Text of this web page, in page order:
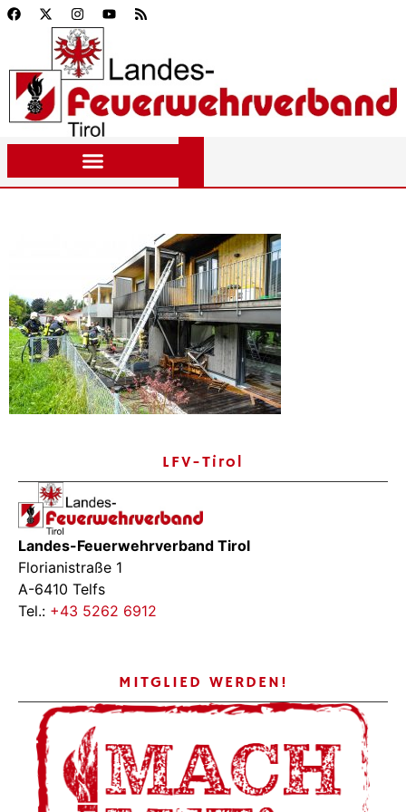
LFV-Tirol
Landes-Feuerwehrverband Tirol
Florianistraße 1
A-6410 Telfs
Tel.: +43 5262 6912
MITGLIED WERDEN!